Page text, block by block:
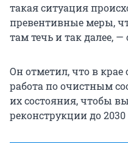
такая ситуация
превентивные меры,
там течь и так далее,
Он отметил, что в крае
работа по очистным
их состояния, чтобы
реконструкции до 2030